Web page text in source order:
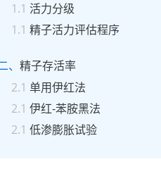
活力分级
精子活力评估程序
精子存活率
单用伊红法
伊红-苯胺黑法
低渗膨胀试验